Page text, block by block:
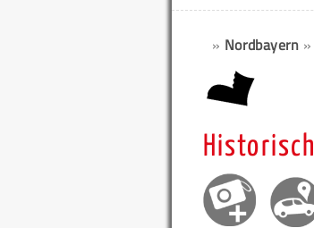
» Nordbayern